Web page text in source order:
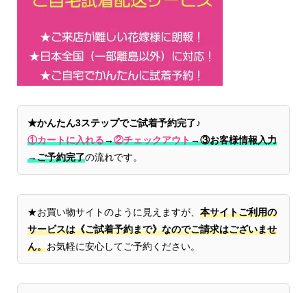
★かんたん3ステップでご試着予約完了♪
①カートに入れる→②チェックアウト→③お客様情報入力
→ご予約完了の流れです。
★お買い物サイトのように見えますが、 本サイトご利用の
サービスは《ご試着予約まで》なのでご請求はございませ
ん。お気軽に安心してご予約ください。